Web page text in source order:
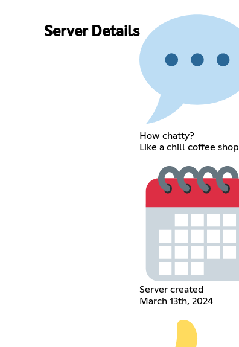
Server Details
How chatty?
Like a chill coffee shop
Server created
March 13th, 2024